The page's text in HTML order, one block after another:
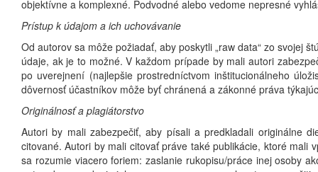
objektívne a komplexné. Podvodné alebo vedome nepresné
Prístup k údajom a ich uchovávanie
Od autorov sa môže požiadať, aby poskytli „raw data“ zo svojej
údaje, ak je to možné. V každom prípade by mali autori
po uverejnení (najlepšie prostredníctvom inštitucionálneho
dôvernosť účastníkov môže byť chránená a zákonné práva
Originálnosť a plagiátorstvo
Autori by mali zabezpečiť, aby písali a predkladali originálne
citované. Autori by mali citovať práve také publikácie, ktoré
sa rozumie viacero foriem: zaslanie rukopisu/práce inej osoby